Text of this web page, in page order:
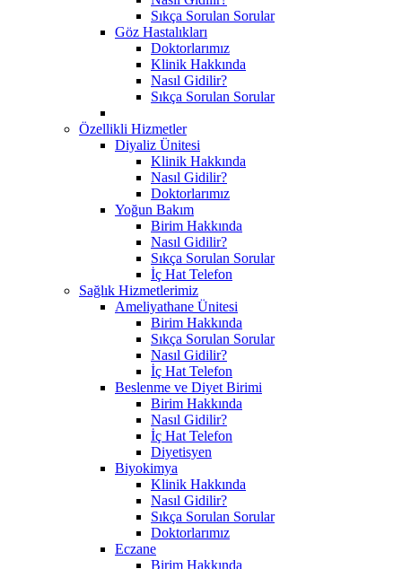
Sıkça Sorulan Sorular
Göz Hastalıkları
Doktorlarımız
Klinik Hakkında
Nasıl Gidilir?
Sıkça Sorulan Sorular
Özellikli Hizmetler
Diyaliz Ünitesi
Klinik Hakkında
Nasıl Gidilir?
Doktorlarımız
Yoğun Bakım
Birim Hakkında
Nasıl Gidilir?
Sıkça Sorulan Sorular
İç Hat Telefon
Sağlık Hizmetlerimiz
Ameliyathane Ünitesi
Birim Hakkında
Sıkça Sorulan Sorular
Nasıl Gidilir?
İç Hat Telefon
Beslenme ve Diyet Birimi
Birim Hakkında
Nasıl Gidilir?
İç Hat Telefon
Diyetisyen
Biyokimya
Klinik Hakkında
Nasıl Gidilir?
Sıkça Sorulan Sorular
Doktorlarımız
Eczane
Birim Hakkında